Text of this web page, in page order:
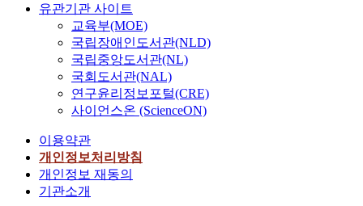
유관기관 사이트
교육부(MOE)
국립장애인도서관(NLD)
국립중앙도서관(NL)
국회도서관(NAL)
연구윤리정보포털(CRE)
사이언스온 (ScienceON)
이용약관
개인정보처리방침
개인정보 재동의
기관소개